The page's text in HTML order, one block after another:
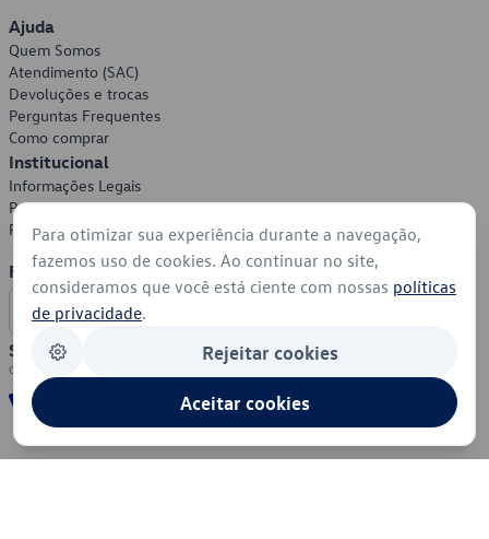
Ajuda
Quem Somos
Atendimento (SAC)
Devoluções e trocas
Perguntas Frequentes
Como comprar
Institucional
Informações Legais
Política de Privacidade
Política de Cookies
Formas de Pagamento
Segurança
Para otimizar sua experiência durante a navegação,
fazemos uso de cookies. Ao continuar no site,
consideramos que você está ciente com nossas políticas
de privacidade.
Rejeitar cookies
Aceitar cookies